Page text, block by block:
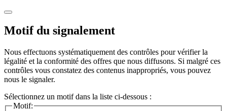
Motif du signalement
Nous effectuons systématiquement des contrôles pour vérifier la
légalité et la conformité des offres que nous diffusons. Si malgré ces
contrôles vous constatez des contenus inappropriés, vous pouvez
nous le signaler.
Sélectionnez un motif dans la liste ci-dessous :
Motif: